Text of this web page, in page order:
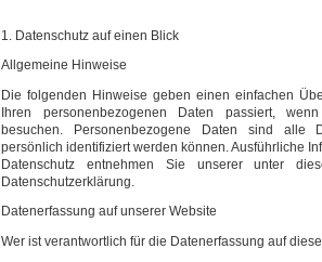
1. Datenschutz auf einen Blick
Allgemeine Hinweise
Die folgenden Hinweise geben einen einfachen
Ihren personenbezogenen Daten passiert,
besuchen. Personenbezogene Daten sind alle
persönlich identifiziert werden können. Ausführliche
Datenschutz entnehmen Sie unserer unter
Datenschutzerklärung.
Datenerfassung auf unserer Website
Wer ist verantwortlich für die Datenerfassung auf